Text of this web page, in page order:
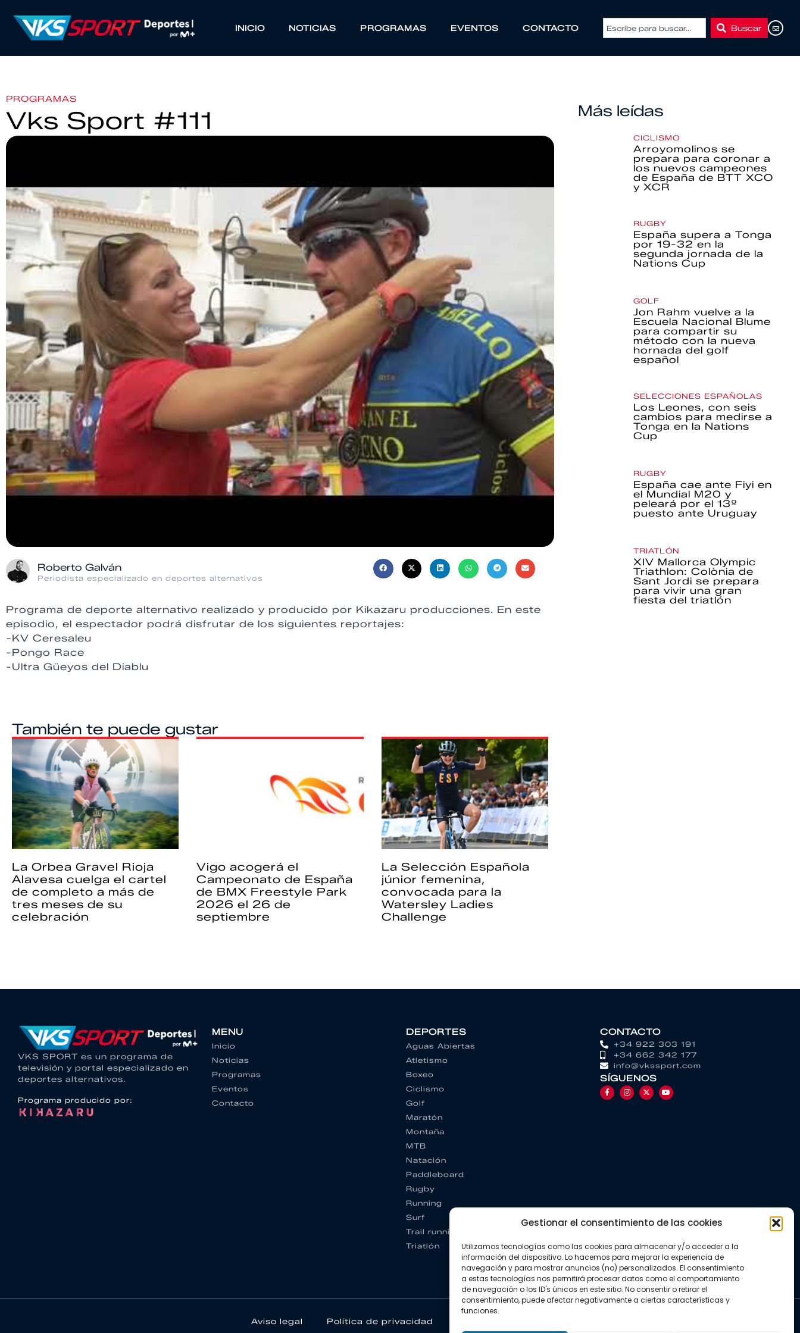
Gestionar el consentimiento de las cookies
Utilizamos tecnologías como las cookies para almacenar y/o acceder a la
información del dispositivo. Lo hacemos para mejorar la experiencia de
navegación y para mostrar anuncios (no) personalizados. El consentimiento
a estas tecnologías nos permitirá procesar datos como el comportamiento
de navegación o los ID's únicos en este sitio. No consentir o retirar el
consentimiento, puede afectar negativamente a ciertas características y
funciones.
INICIO NOTICIAS PROGRAMAS EVENTOS CONTACTO Buscar
PROGRAMAS
Vks Sport #111
Roberto Galván
Periodista especializado en deportes alternativos
Programa de deporte alternativo realizado y producido por Kikazaru producciones. En este
episodio, el espectador podrá disfrutar de los siguientes reportajes:
-KV Ceresaleu
-Pongo Race
-Ultra Güeyos del Diablu
También te puede gustar
La Orbea Gravel Rioja
Alavesa cuelga el cartel
de completo a más de
tres meses de su
celebración
Vigo acogerá el
Campeonato de España
de BMX Freestyle Park
2026 el 26 de
septiembre
La Selección Española
júnior femenina,
convocada para la
Watersley Ladies
Challenge
Más leídas
CICLISMO
Arroyomolinos se
prepara para coronar a
los nuevos campeones
de España de BTT XCO
y XCR
RUGBY
España supera a Tonga
por 19-32 en la
segunda jornada de la
Nations Cup
GOLF
Jon Rahm vuelve a la
Escuela Nacional Blume
para compartir su
método con la nueva
hornada del golf
español
SELECCIONES ESPAÑOLAS
Los Leones, con seis
cambios para medirse a
Tonga en la Nations
Cup
RUGBY
España cae ante Fiyi en
el Mundial M20 y
peleará por el 13º
puesto ante Uruguay
TRIATLÓN
XIV Mallorca Olympic
Triathlon: Colònia de
Sant Jordi se prepara
para vivir una gran
fiesta del triatlón
VKS SPORT es un programa de
televisión y portal especializado en
deportes alternativos.
Programa producido por:
MENU
Inicio
Noticias
Programas
Eventos
Contacto
DEPORTES
Aguas Abiertas
Atletismo
Boxeo
Ciclismo
Golf
Maratón
Montaña
MTB
Natación
Paddleboard
Rugby
Running
Surf
Trail running
Triatlón
CONTACTO
+34 922 303 191
+34 662 342 177
info@vkssport.com
SÍGUENOS
Aviso legal Política de privacidad